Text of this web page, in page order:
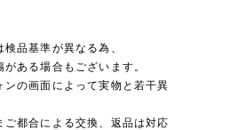
品基準が異なる為、
ある場合もございます。
ンの画面によって実物と若干異
ご都合による交換、返品は対応